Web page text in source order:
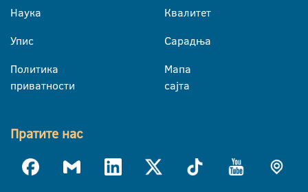
Наука
Упис
Политика
приватности
Квалитет
Сарадња
Мапа
сајта
Пратите нас